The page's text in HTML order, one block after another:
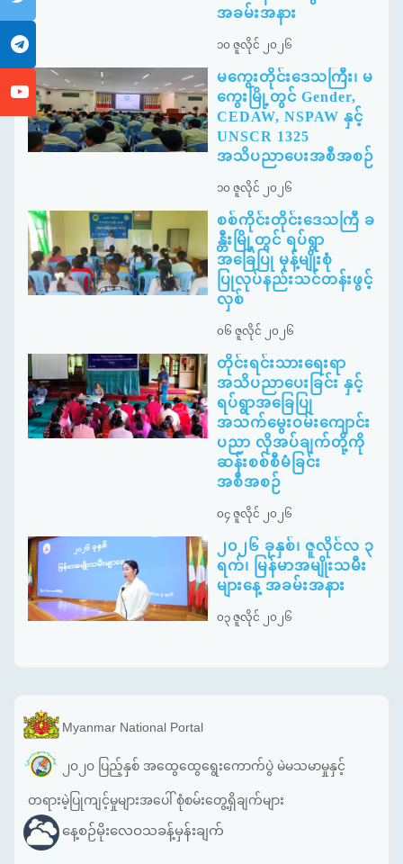
အခမ်းအနား
၁၀ ဇူလိုင် ၂၀၂၆
မကွေးတိုင်းဒေသကြီး၊ မ
ကွေးမြို့တွင် Gender,
CEDAW, NSPAW နှင့်
UNSCR 1325
အသိပညာပေးအစီအစဉ်
၁၀ ဇူလိုင် ၂၀၂၆
စစ်ကိုင်းတိုင်းဒေသကြီ ခ
န္တီးမြို့တွင် ရပ်ရွာ
အခြေပြု မုန့်မျိုးစုံ
ပြုလုပ်နည်းသင်တန်းဖွင့်
လှစ်
၀၆ ဇူလိုင် ၂၀၂၆
တိုင်းရင်းသားရေးရာ
အသိပညာပေးခြင်း နှင့်
ရပ်ရွာအခြေပြု
အသက်မွေးဝမ်းကျောင်း
ပညာ လိုအပ်ချက်တို့ကို
ဆန်းစစ်စီမံခြင်း
အစီအစဉ်
၀၄ ဇူလိုင် ၂၀၂၆
၂၀၂၆ ခုနှစ်၊ ဇူလိုင်လ ၃
ရက်၊ မြန်မာအမျိုးသမီး
များနေ့ အခမ်းအနား
၀၃ ဇူလိုင် ၂၀၂၆
Myanmar National Portal
၂၀၂၀ ပြည့်နှစ် အထွေထွေရွေးကောက်ပွဲ မဲမသမာမှုနှင့်
တရားမဲ့ပြုကျင့်မှုများအပေါ် စုံစမ်းတွေ့ရှိချက်များ
နေ့စဉ်မိုးလေဝသခန့်မှန်းချက်